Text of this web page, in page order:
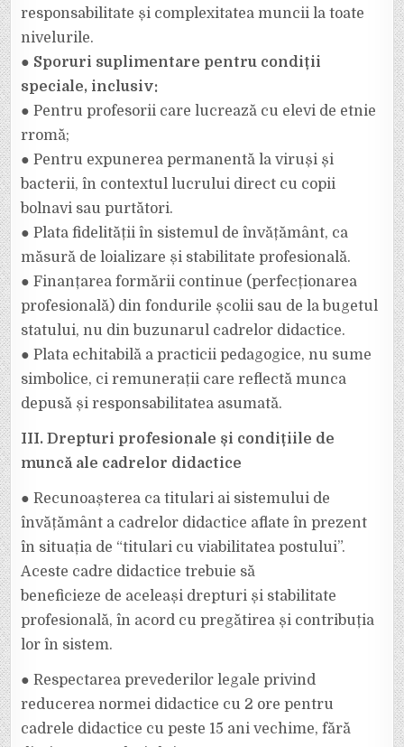
responsabilitate și complexitatea muncii la toate
nivelurile.
● Sporuri suplimentare pentru condiții
speciale, inclusiv:
● Pentru profesorii care lucrează cu elevi de etnie
rromă;
● Pentru expunerea permanentă la viruși și
bacterii, în contextul lucrului direct cu copii
bolnavi sau purtători.
● Plata fidelității în sistemul de învățământ, ca
măsură de loializare și stabilitate profesională.
● Finanțarea formării continue (perfecționarea
profesională) din fondurile școlii sau de la bugetul
statului, nu din buzunarul cadrelor didactice.
● Plata echitabilă a practicii pedagogice, nu sume
simbolice, ci remunerații care reflectă munca
depusă și responsabilitatea asumată.
III. Drepturi profesionale și condițiile de
muncă ale cadrelor didactice
● Recunoașterea ca titulari ai sistemului de
învățământ a cadrelor didactice aflate în prezent
în situația de “titulari cu viabilitatea postului”.
Aceste cadre didactice trebuie să
beneficieze de aceleași drepturi și stabilitate
profesională, în acord cu pregătirea și contribuția
lor în sistem.
● Respectarea prevederilor legale privind
reducerea normei didactice cu 2 ore pentru
cadrele didactice cu peste 15 ani vechime, fără